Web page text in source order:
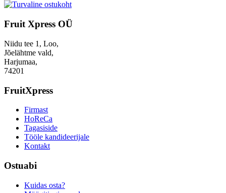
Fruit Xpress OÜ
Niidu tee 1, Loo,
Jõelähtme vald,
Harjumaa,
74201
FruitXpress
Firmast
HoReCa
Tagasiside
Tööle kandideerijale
Kontakt
Ostuabi
Kuidas osta?